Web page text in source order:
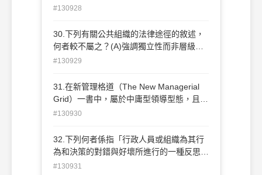
究？(A)動作時間研究（Time and Motion
Experiments）(C)心理實驗
（Psychological Experiments）(D)社會關
#130928
30.下列有關公共組織的法律途徑的敘述，
何者較不屬之？(A)強調獨立性而非層級性
(B)講究程序的公平與規則而非效率(C)重視
式大多採取委員會而非首長制
#130929
31.在新管理格道（The New Managerial
Grid）一書中，屬於中庸型領導型態，且對
員工與對工作有著相同的關心程度，稱為何
管理(C)團隊式管理(D)無為式管理
#130930
32.下列何者係指「行政人員或組織為其行
為和決策的對錯與好壞所進行的一種反思和
原則取向的規範判斷」？ (A)行政倫理 (B)
#130931